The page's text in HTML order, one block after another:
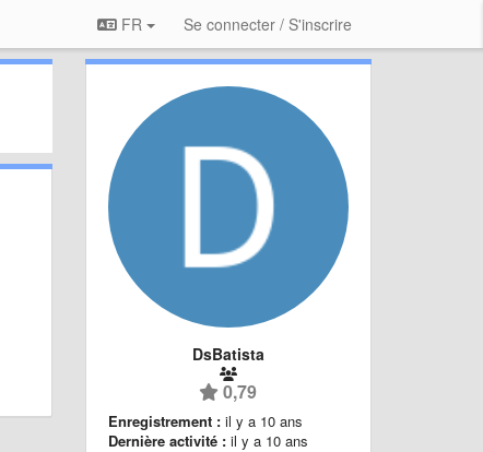
FR Se connecter / S'inscrire
DsBatista
0,79
Enregistrement : il y a 10 ans
Dernière activité : il y a 10 ans